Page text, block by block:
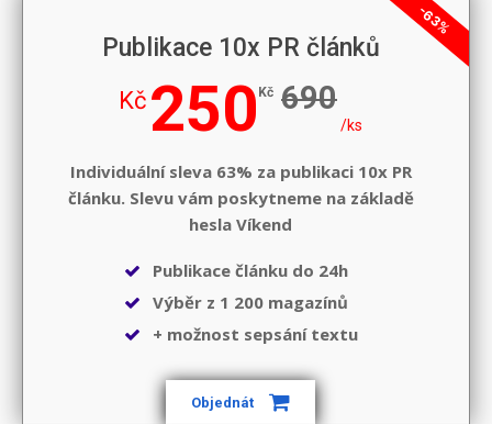
-63%
Publikace 10x PR článků
Kč 250 Kč 690
/ks
Individuální sleva 63% za publikaci 10x PR
článku. Slevu vám poskytneme na základě
hesla Víkend
Publikace článku do 24h
Výběr z 1 200 magazínů
+ možnost sepsání textu
Objednát